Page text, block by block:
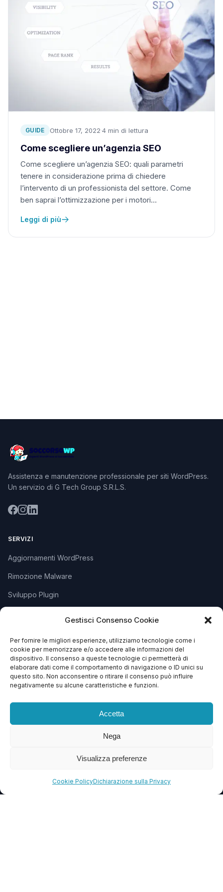
Gestisci Consenso Cookie
Per fornire le migliori esperienze, utilizziamo tecnologie come i
cookie per memorizzare e/o accedere alle informazioni del
dispositivo. Il consenso a queste tecnologie ci permetterà di
elaborare dati come il comportamento di navigazione o ID unici su
questo sito. Non acconsentire o ritirare il consenso può influire
negativamente su alcune caratteristiche e funzioni.
Accetta
Nega
Visualizza preferenze
Cookie PolicyDichiarazione sulla Privacy
GUIDE Ottobre 17, 2022·4 min di lettura
Come scegliere un’agenzia SEO
Come scegliere un’agenzia SEO: quali parametri
tenere in considerazione prima di chiedere
l’intervento di un professionista del settore. Come
ben saprai l’ottimizzazione per i motori…
Leggi di più
Assistenza e manutenzione professionale per siti WordPress.
Un servizio di G Tech Group S.R.L.S.
SERVIZI
Aggiornamenti WordPress
Rimozione Malware
Sviluppo Plugin
SUPPORTO
Apri Ticket
Contattaci
Blog